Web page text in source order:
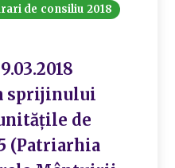
de consiliu 2018
sprijinului
de
(Patriarhia